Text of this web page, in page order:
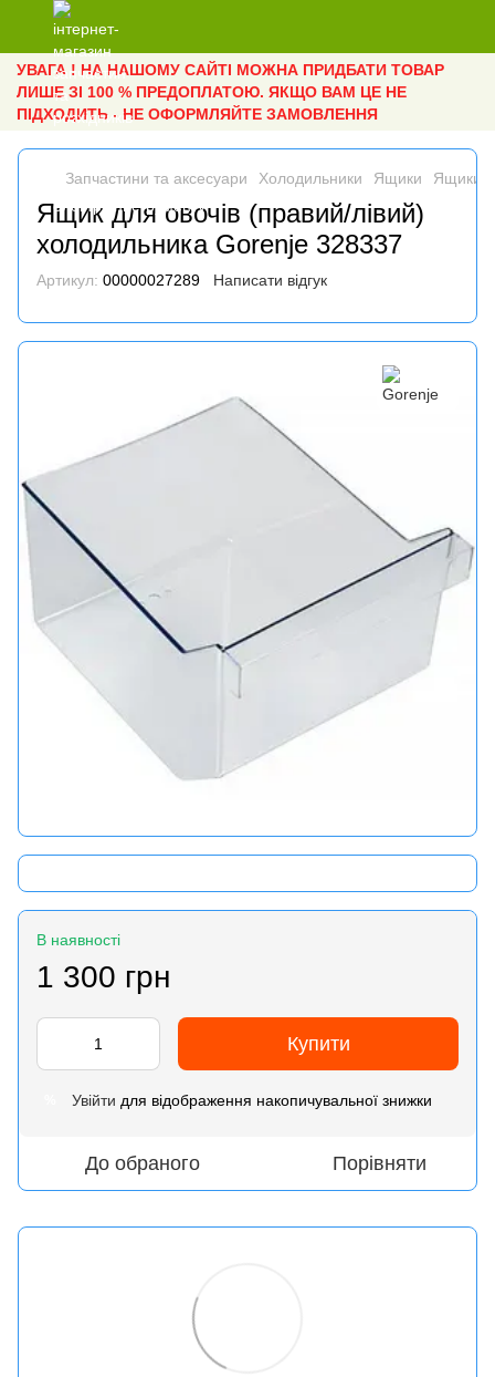
УВАГА ! НА НАШОМУ САЙТІ МОЖНА ПРИДБАТИ ТОВАР
ЛИШЕ ЗІ 100 % ПРЕДОПЛАТОЮ. ЯКЩО ВАМ ЦЕ НЕ
ПІДХОДИТЬ - НЕ ОФОРМЛЯЙТЕ ЗАМОВЛЕННЯ
Запчастини та аксесуари Холодильники Ящики Ящики
Ящик для овочів (правий/лівий)
холодильника Gorenje 328337
Артикул: 00000027289 Написати відгук
В наявності
1 300 грн
Купити
Увійти для відображення накопичувальної знижки
До обраного Порівняти